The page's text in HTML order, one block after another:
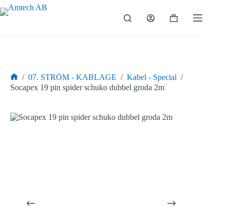
Hoppa
till
Varukorg
Hem
/ 07. STRÖM - KABLAGE / Kabel - Special /
Socapex 19 pin spider schuko dubbel groda 2m